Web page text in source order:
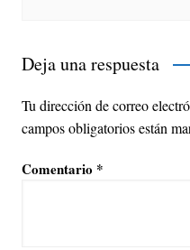
Deja una respuesta
Tu dirección de correo
campos obligatorios están
Comentario *